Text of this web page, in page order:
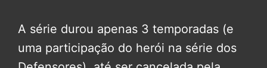
A série durou apenas 3 temporadas (e
uma participação do herói na série dos